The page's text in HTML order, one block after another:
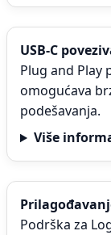
USB-C
Plug and Play
omogućava
podešavanja.
Više
Podrška za